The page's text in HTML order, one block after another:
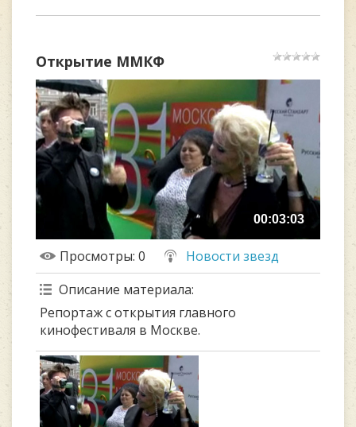
Открытие ММКФ
00:03:03
Просмотры: 0
Новости звезд
Описание материала:
Репортаж с открытия главного
кинофестиваля в Москве.